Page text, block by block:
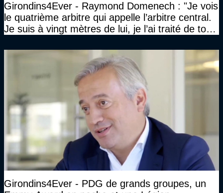
Girondins4Ever - Raymond Domenech : "Je vois
le quatrième arbitre qui appelle l’arbitre central.
Je suis à vingt mètres de lui, je l’ai traité de tous
Girondins4Ever - PDG de grands groupes, un